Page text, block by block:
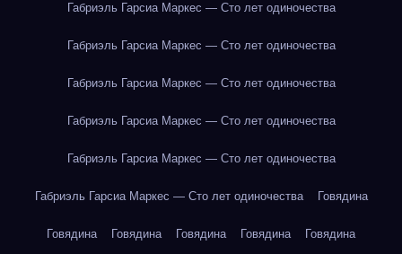
Габриэль Гарсиа Маркес — Сто лет одиночества
Габриэль Гарсиа Маркес — Сто лет одиночества
Габриэль Гарсиа Маркес — Сто лет одиночества
Габриэль Гарсиа Маркес — Сто лет одиночества
Габриэль Гарсиа Маркес — Сто лет одиночества
Габриэль Гарсиа Маркес — Сто лет одиночества Говядина
Говядина Говядина Говядина Говядина Говядина